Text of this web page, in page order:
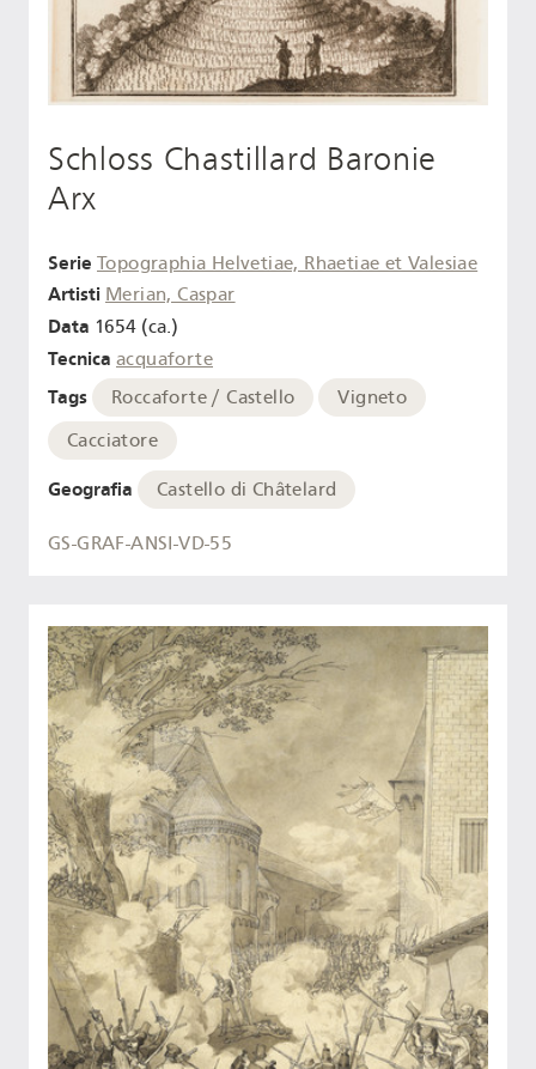
Schloss Chastillard Baronie
Arx
Serie Topographia Helvetiae, Rhaetiae et Valesiae
Artisti Merian, Caspar
Data 1654 (ca.)
Tecnica acquaforte
Tags Roccaforte / Castello
Vigneto
Cacciatore
Geografia Castello di Châtelard
GS-GRAF-ANSI-VD-55